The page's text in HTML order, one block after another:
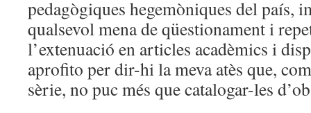
pedagògiques hegemòniques del país,
qualsevol mena de qüestionament i
l’extenuació en articles acadèmics i
aprofito per dir-hi la meva atès que,
sèrie, no puc més que catalogar-les